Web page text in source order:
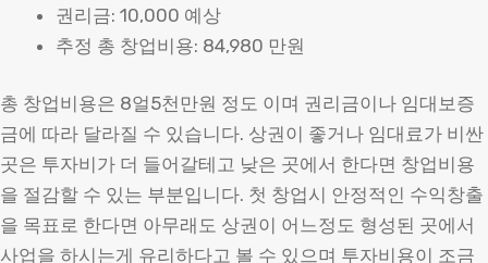
권리금: 10,000 예상
추정 총 창업비용: 84,980 만원
총 창업비용은 8얼5천만원 정도 이며 권리금이나 임대보증
금에 따라 달라질 수 있습니다. 상권이 좋거나 임대료가 비싼
곳은 투자비가 더 들어갈테고 낮은 곳에서 한다면 창업비용
을 절감할 수 있는 부분입니다. 첫 창업시 안정적인 수익창출
을 목표로 한다면 아무래도 상권이 어느정도 형성된 곳에서
사업을 하시는게 유리하다고 볼 수 있으며 투자비용이 조금